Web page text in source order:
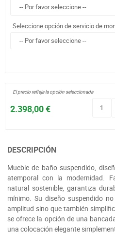
Seleccione opción de servicio de
2.398,00 €
El precio refleja la opción seleccionada
DESCRIPCIÓN
Mueble de baño suspendido,
atemporal con la modernidad.
natural sostenible, garantiza
mínimo. Su diseño suspendido
amplitud sino que también
se ofrece la opción de una
una colocación elegante